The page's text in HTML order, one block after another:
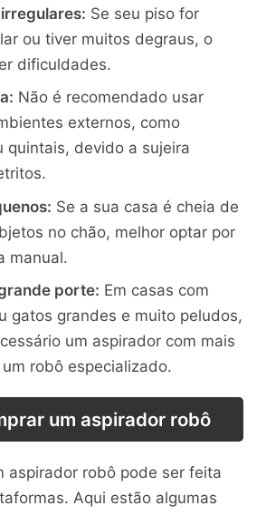
Se seu piso for
ou tiver muitos degraus, o
dificuldades.
Não é recomendado usar
externos, como
quintais, devido a sujeira
Se a sua casa é cheia de
no chão, melhor optar por
manual.
porte: Em casas com
gatos grandes e muito peludos,
um aspirador com mais
robô especializado.
um aspirador robô
aspirador robô pode ser feita
Aqui estão algumas